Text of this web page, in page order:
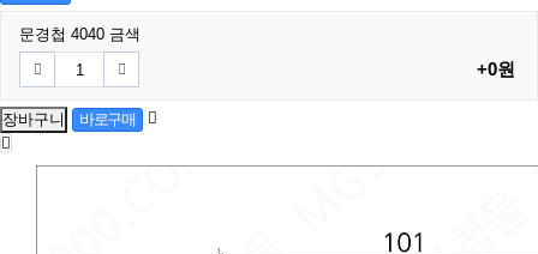
문경첩 4040 금색
+0원